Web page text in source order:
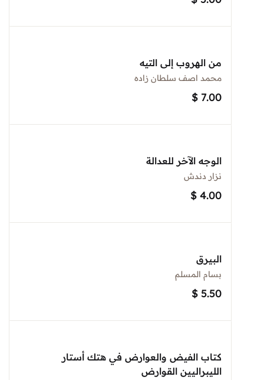
من الهروب إلى التيه
محمد اصف سلطان زاده
$ 7.00
الوجه الآخر للعدالة
نزار دندش
$ 4.00
البيرق
بسام المسلم
$ 5.50
كتاب الفيض والعوارض في هتك أستار
الليبراليين القوارض